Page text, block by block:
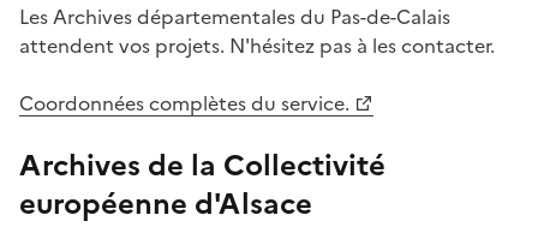
Les Archives départementales du Pas-de-Calais
attendent vos projets. N'hésitez pas à les contacter.
Coordonnées complètes du service.
Archives de la Collectivité
européenne d'Alsace